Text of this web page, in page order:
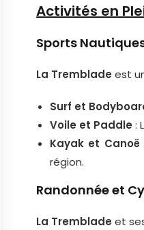
Activités en
Sports
La Tremblade est
Surf et
Voile et Paddle :
Kayak et Canoë
région.
Randonnée et
La Tremblade et